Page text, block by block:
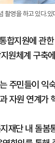
촬영을 하고 있다.
합지원에 관
원체계 구축
주민들이 익
자원 연계가
재단 내 돌봄